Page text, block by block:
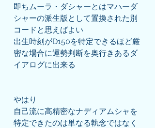
即ちムーラ・ダシャーとはマハーダ
シャーの派生版として置換された別
コードと思えばよい
出生時刻がD150を特定できるほど厳
密な場合に運勢判断を奥行きあるダ
イアログに出来る
やはり
自己流に高精密なナディアムシャを
特定できたのは単なる執念ではなく